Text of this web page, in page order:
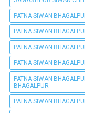
PATNA SIWAN
PATNA SIWAN
PATNA SIWAN
PATNA SIWAN
PATNA SIWAN
BHAGALPUR
PATNA SIWAN